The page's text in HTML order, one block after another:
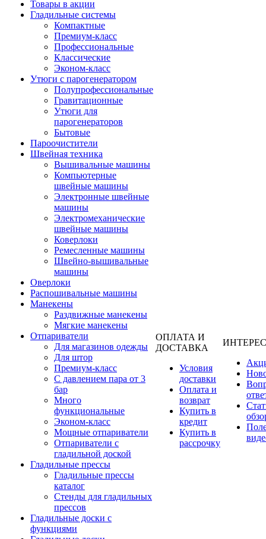
Товары в акции
Гладильные системы
Компактные
Премиум-класс
Профессиональные
Классические
Эконом-класс
Утюги с парогенератором
Полупрофессиональные
Гравитационные
Утюги для
парогенераторов
Бытовые
Пароочистители
Швейная техника
Вышивальные машины
Компьютерные
швейные машины
Электронные швейные
машины
Электромеханические
швейные машины
Коверлоки
Ремесленные машины
Швейно-вышивальные
машины
Оверлоки
Распошивальные машины
Манекены
Раздвижные манекены
Мягкие манекены
Отпариватели
Для магазинов одежды
Для штор
Премиум-класс
С давлением пара от 3
бар
Много
функциональные
Эконом-класс
Мощные отпариватели
Отпариватели с
гладильной доской
Гладильные прессы
Гладильные прессы
каталог
Стенды для гладильных
прессов
Гладильные доски с
функциями
ОПЛАТА И
ДОСТАВКА
Условия
доставки
Оплата и
возврат
Купить в
кредит
Купить в
рассрочку